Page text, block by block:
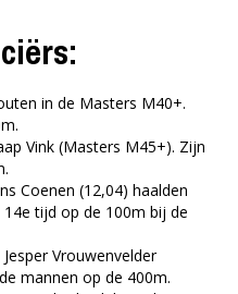
in de Masters M40+.
Vink (Masters M45+). Zijn
Coenen (12,04) haalden
tijd op de 100m bij de
Vrouwenvelder
mannen op de 400m.